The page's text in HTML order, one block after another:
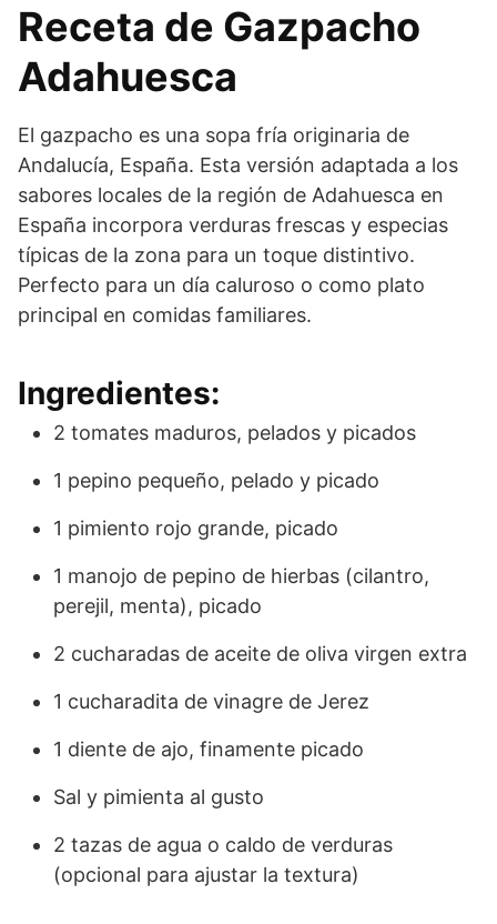
Receta de Gazpacho
Adahuesca
El gazpacho es una sopa fría originaria de
Andalucía, España. Esta versión adaptada a los
sabores locales de la región de Adahuesca en
España incorpora verduras frescas y especias
típicas de la zona para un toque distintivo.
Perfecto para un día caluroso o como plato
principal en comidas familiares.
Ingredientes:
2 tomates maduros, pelados y picados
1 pepino pequeño, pelado y picado
1 pimiento rojo grande, picado
1 manojo de pepino de hierbas (cilantro,
perejil, menta), picado
2 cucharadas de aceite de oliva virgen extra
1 cucharadita de vinagre de Jerez
1 diente de ajo, finamente picado
Sal y pimienta al gusto
2 tazas de agua o caldo de verduras
(opcional para ajustar la textura)